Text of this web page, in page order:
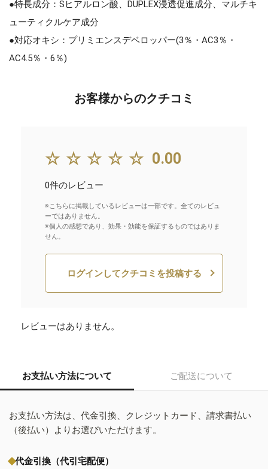
●特長成分：Sヒアルロン酸、DUPLEX浸透促進成分、マルチキ
ューティクルケア成分
●対応オキシ：プリミエンスデベロッパー(3％・AC3％・
AC4.5％・6％)
お客様からのクチコミ
☆☆☆☆☆ 0.00
0件のレビュー
※こちらに掲載しているレビューは一部です。全てのレビュ
ーではありません。
※個人の感想であり、効果・効能を保証するものではありま
せん。
ログインしてクチコミを投稿する
レビューはありません。
お支払い方法について ご配送について
お支払い方法は、代金引換、クレジットカード、請求書払い
（後払い）よりお選びいただけます。
代金引換（代引宅配便）